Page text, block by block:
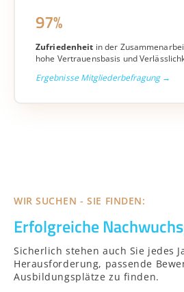
97%
Zufriedenheit in der
hohe Vertrauensbasis und
Ergebnisse Mitgliederbefragung →
WIR SUCHEN - SIE FINDEN:
Erfolgreiche
Sicherlich stehen auch Sie jedes
Herausforderung, passende
Ausbildungsplätze zu finden.